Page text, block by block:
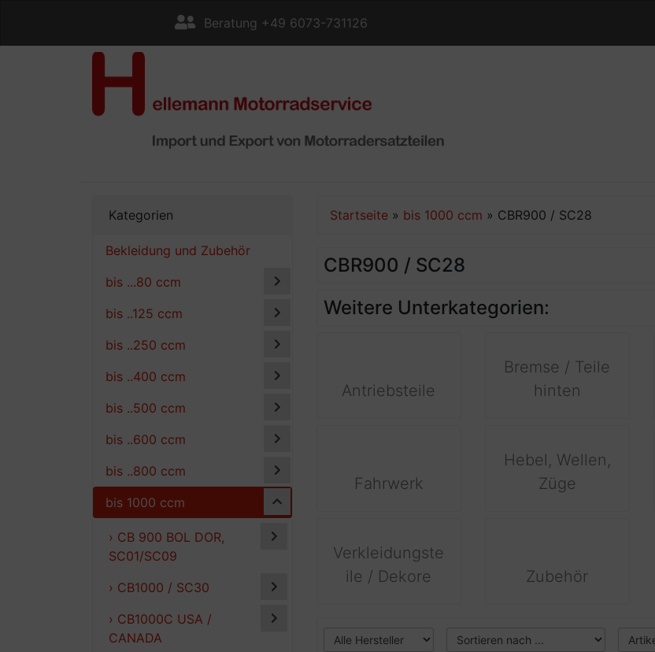
Beratung +49 6073-731126
Kategorien
Bekleidung und Zubehör
bis ...80 ccm
bis ..125 ccm
bis ..250 ccm
bis ..400 ccm
bis ..500 ccm
bis ..600 ccm
bis ..800 ccm
bis 1000 ccm
› CB 900 BOL DOR,
SC01/SC09
› CB1000 / SC30
› CB1000C USA /
CANADA
Startseite » bis 1000 ccm » CBR900 / SC28
CBR900 / SC28
Weitere Unterkategorien:
Antriebsteile
Bremse / Teile
hinten
Fahrwerk
Hebel, Wellen,
Züge
Verkleidungste
ile / Dekore
Zubehör